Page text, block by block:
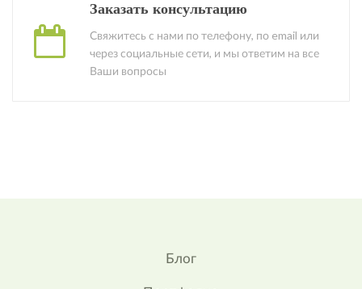
Заказать консультацию
Свяжитесь с нами по телефону, по email или
через социальные сети, и мы ответим на все
Ваши вопросы
Блог